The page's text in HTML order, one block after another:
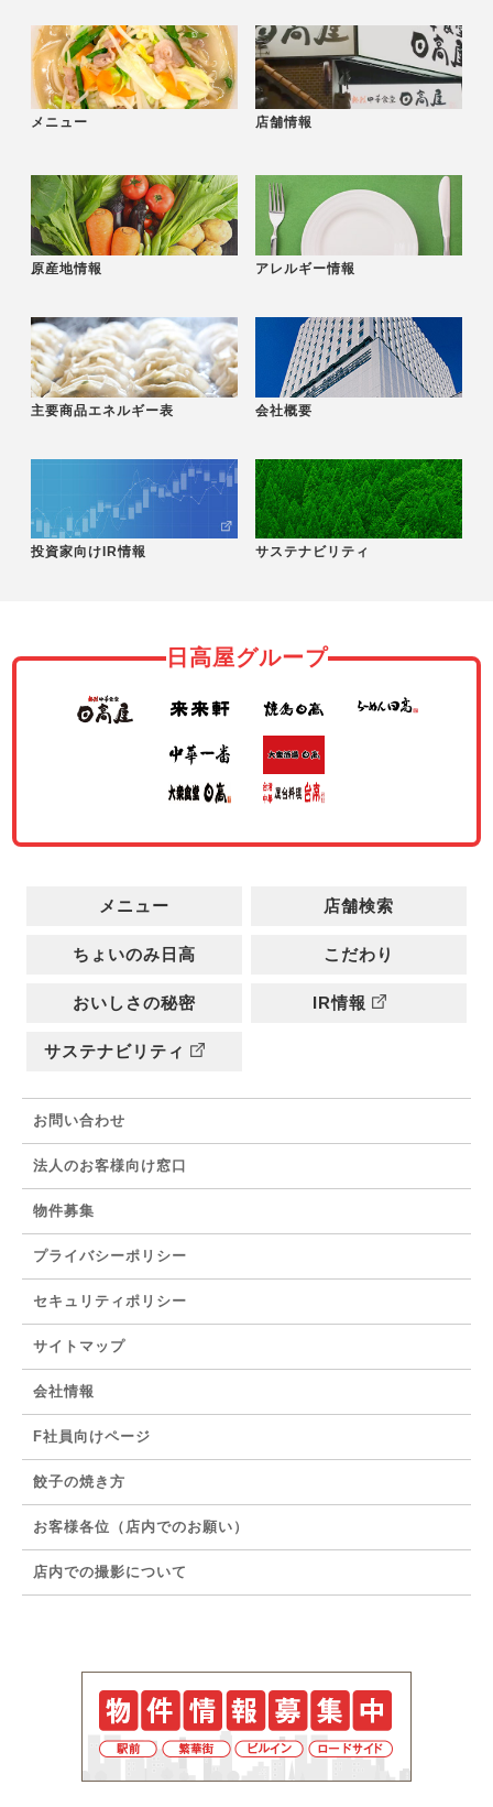
メニュー 店舗情報
原産地情報 アレルギー情報
主要商品エネルギー表 会社概要
投資家向けIR情報 サステナビリティ
日高屋グループ
メニュー 店舗検索
ちょいのみ日高 こだわり
おいしさの秘密 IR情報
サステナビリティ
お問い合わせ
法人のお客様向け窓口
物件募集
プライバシーポリシー
セキュリティポリシー
サイトマップ
会社情報
F社員向けページ
餃子の焼き方
お客様各位（店内でのお願い）
店内での撮影について